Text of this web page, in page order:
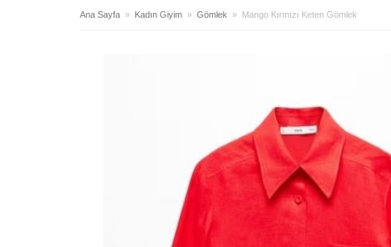
Ana Sayfa » Kadın Giyim »Gömlek » Mango Kırmızı Keten Gömlek